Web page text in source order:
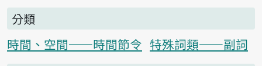
分類
時間、空間——時間節令 特殊詞類——副詞